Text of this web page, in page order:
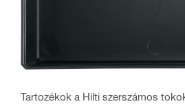
Tartozékok a Hilti szerszámos